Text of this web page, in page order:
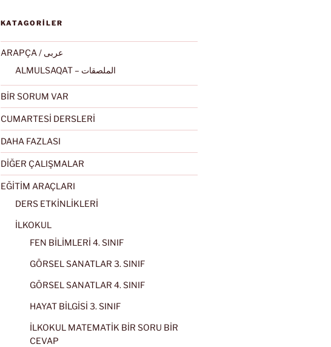
KATAGORİLER
ARAPÇA / عربى
ALMULSAQAT – الملصقات
BİR SORUM VAR
CUMARTESİ DERSLERİ
DAHA FAZLASI
DİĞER ÇALIŞMALAR
EĞİTİM ARAÇLARI
DERS ETKİNLİKLERİ
İLKOKUL
FEN BİLİMLERİ 4. SINIF
GÖRSEL SANATLAR 3. SINIF
GÖRSEL SANATLAR 4. SINIF
HAYAT BİLGİSİ 3. SINIF
İLKOKUL MATEMATİK BİR SORU BİR
CEVAP